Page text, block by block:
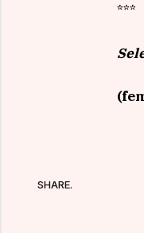
***
SHARE.